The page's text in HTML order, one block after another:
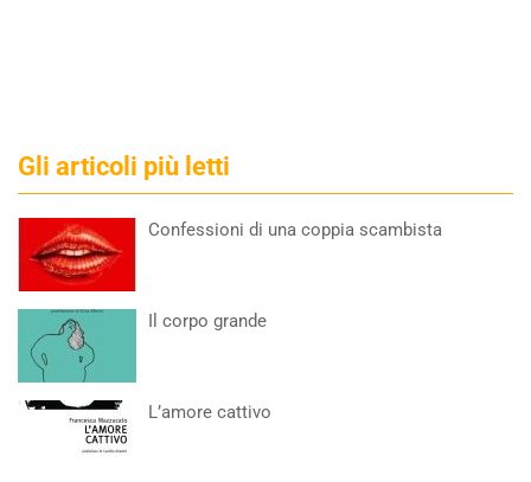
Gli articoli più letti
Confessioni di una coppia scambista
Il corpo grande
L’amore cattivo